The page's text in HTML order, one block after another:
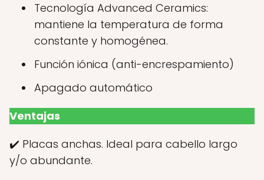
Tecnología Advanced Ceramics:
mantiene la temperatura de forma
constante y homogénea.
Función iónica (anti-encrespamiento)
Apagado automático
Ventajas
✔️ Placas anchas. Ideal para cabello largo
y/o abundante.